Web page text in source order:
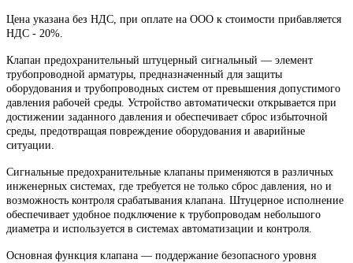
Цена указана без НДС, при оплате на ООО к стоимости прибавляется
НДС - 20%.
Клапан предохранительный штуцерный сигнальный — элемент
трубопроводной арматуры, предназначенный для защиты
оборудования и трубопроводных систем от превышения допустимого
давления рабочей среды. Устройство автоматически открывается при
достижении заданного давления и обеспечивает сброс избыточной
среды, предотвращая повреждение оборудования и аварийные
ситуации.
Сигнальные предохранительные клапаны применяются в различных
инженерных системах, где требуется не только сброс давления, но и
возможность контроля срабатывания клапана. Штуцерное исполнение
обеспечивает удобное подключение к трубопроводам небольшого
диаметра и используется в системах автоматизации и контроля.
Основная функция клапана — поддержание безопасного уровня